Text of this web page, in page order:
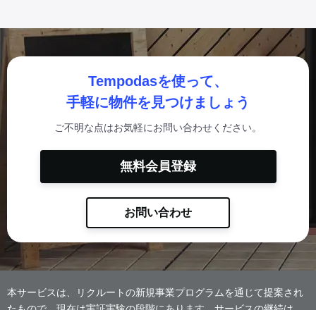
Tempodasを使って、
手軽に物件を見つけましょう
ご不明な点はお気軽にお問い合わせください。
無料会員登録
お問い合わせ
本サービスは、リクルートの新規事業プログラムを通じて提案され